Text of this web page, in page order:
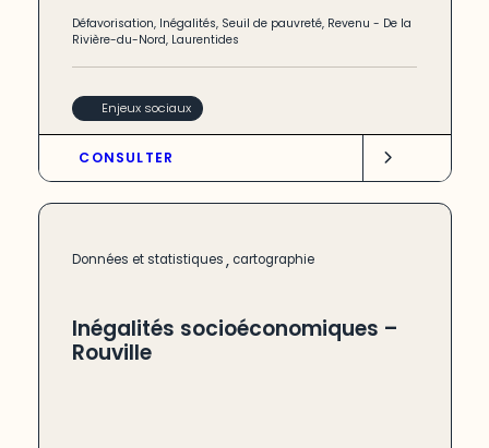
Défavorisation, Inégalités, Seuil de pauvreté, Revenu - De la
Rivière-du-Nord, Laurentides
Enjeux sociaux
CONSULTER
Données et statistiques, cartographie
Inégalités socioéconomiques –
Rouville